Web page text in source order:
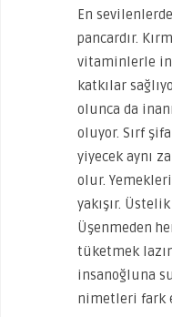
En
pancardır.
vitaminlerle
katkılar
olunca da
oluyor. Sırf
yiyecek aynı
olur.
yakışır.
Üşenmeden
tüketmek
insanoğluna
nimetleri fark